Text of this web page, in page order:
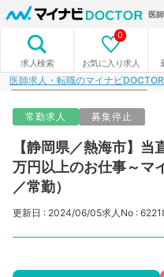
医
求人検索 お気に入り求人
0
医師求人・転職のマイナビDOCTOR
常勤求人 募集停止
【静岡県／熱海市】
万円以上のお仕事～マ
／常勤）
更新日 : 2024/06/05求人No :